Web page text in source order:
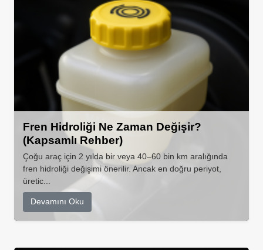
Fren Hidroliği Ne Zaman Değişir?
(Kapsamlı Rehber)
Çoğu araç için 2 yılda bir veya 40–60 bin km aralığında
fren hidroliği değişimi önerilir. Ancak en doğru periyot,
üretic...
Devamını Oku